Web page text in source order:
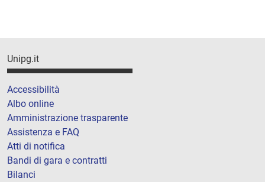
Unipg.it
Accessibilità
Albo online
Amministrazione trasparente
Assistenza e FAQ
Atti di notifica
Bandi di gara e contratti
Bilanci